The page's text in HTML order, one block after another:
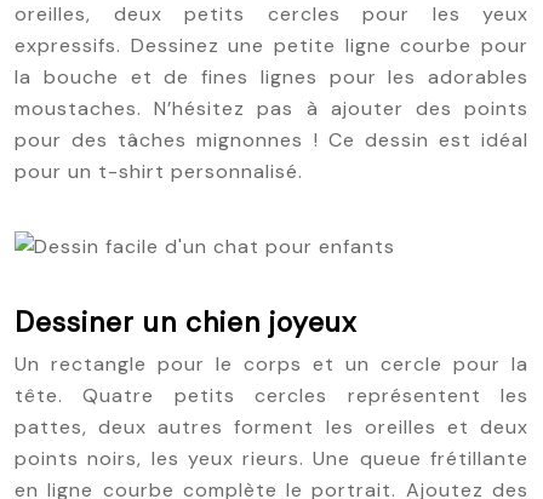
oreilles, deux petits cercles pour les yeux
expressifs. Dessinez une petite ligne courbe pour
la bouche et de fines lignes pour les adorables
moustaches. N’hésitez pas à ajouter des points
pour des tâches mignonnes ! Ce dessin est idéal
pour un t-shirt personnalisé.
Dessiner un chien joyeux
Un rectangle pour le corps et un cercle pour la
tête. Quatre petits cercles représentent les
pattes, deux autres forment les oreilles et deux
points noirs, les yeux rieurs. Une queue frétillante
en ligne courbe complète le portrait. Ajoutez des